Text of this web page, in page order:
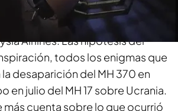
Nave del misterio’ toda la
misterios acerca de los dos
Airlines. Las hipótesis del
todos los enigmas que
desaparición del MH 370 en
en julio del MH 17 sobre Ucrania.
más cuenta sobre lo que ocurrió